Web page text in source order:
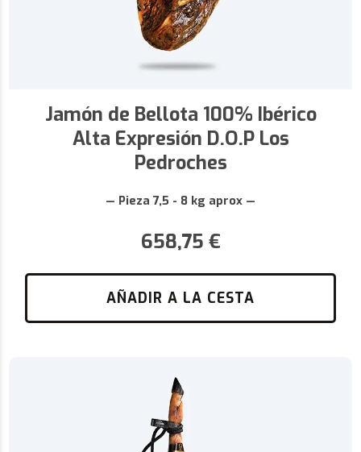
Jamón de Bellota 100% Ibérico
Alta Expresión D.O.P Los
Pedroches
— Pieza 7,5 - 8 kg aprox —
658,75 €
AÑADIR A LA CESTA